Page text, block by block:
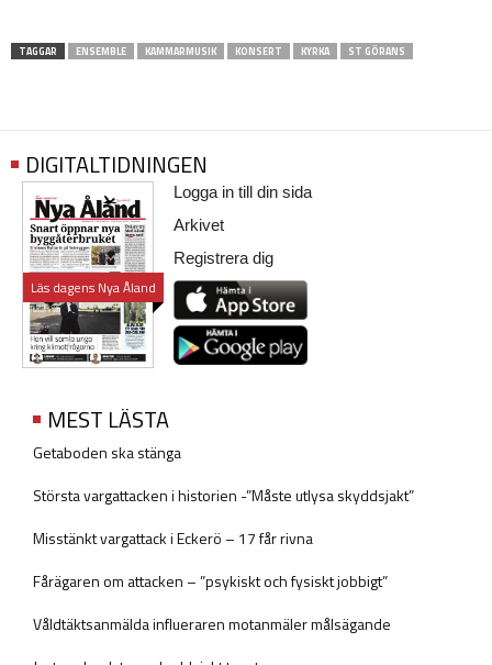
TAGGAR ENSEMBLE KAMMARMUSIK KONSERT KYRKA ST GÖRANS
DIGITALTIDNINGEN
Läs dagens Nya Åland
Logga in till din sida
Arkivet
Registrera dig
MEST LÄSTA
Getaboden ska stänga
Största vargattacken i historien -”Måste utlysa skyddsjakt”
Misstänkt vargattack i Eckerö – 17 får rivna
Fårägaren om attacken – ”psykiskt och fysiskt jobbigt”
Våldtäktsanmälda influeraren motanmäler målsägande